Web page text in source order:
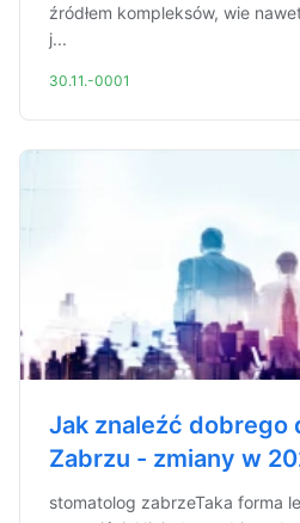
źródłem kompleksów, wie
j...
30.11.-0001
Jak znaleźć dobrego
Zabrzu - zmiany w
stomatolog zabrzeTaka forma